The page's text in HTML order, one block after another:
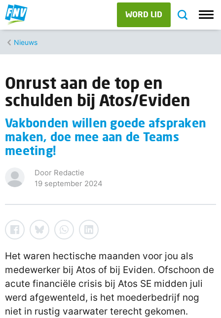
WORD LID
Nieuws
Onrust aan de top en
schulden bij Atos/Eviden
Vakbonden willen goede afspraken
maken, doe mee aan de Teams
meeting!
Door Redactie
19 september 2024
Het waren hectische maanden voor jou als
medewerker bij Atos of bij Eviden. Ofschoon de
acute financiële crisis bij Atos SE midden juli
werd afgewenteld, is het moederbedrijf nog
niet in rustig vaarwater terecht gekomen.